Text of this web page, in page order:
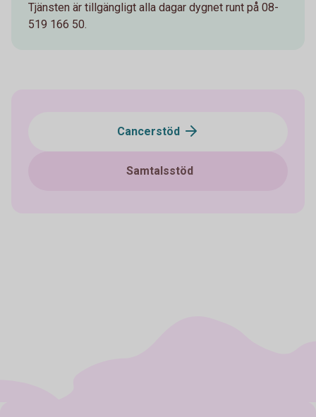
Tjänsten är tillgängligt alla dagar dygnet runt på 08-
519 166 50.
Cancerstöd
Samtalsstöd